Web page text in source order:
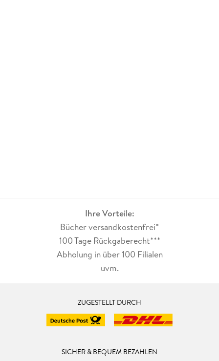
Ihre Vorteile:
Bücher versandkostenfrei*
100 Tage Rückgaberecht***
Abholung in über 100 Filialen
uvm.
ZUGESTELLT DURCH
SICHER & BEQUEM BEZAHLEN